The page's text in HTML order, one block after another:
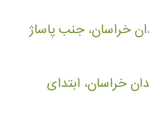
خراسان، جنب پاساژ
خراسان، ابتدای